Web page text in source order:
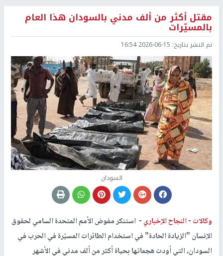
مقتل أكثر من ألف مدني بالسودان هذا العام
بالمسيّرات
تم النشر بتاريخ: 2026-06-15 16:54
السودان
وكالات -النجاح الإخباري - استنكر مفوض الأمم المتحدة السامي لحقوق
الإنسان "الزيادة الحادة" في استخدام الطائرات المسيّرة في الحرب في
السودان، التي أودت هجماتها بحياة أكثر من ألف مدني في الأشهر